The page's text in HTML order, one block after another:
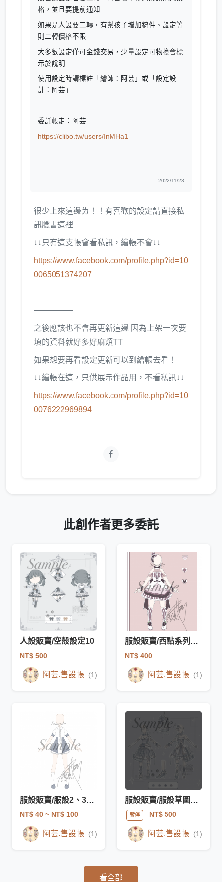
格，並且要提前通知
如果是人設要二轉，有幫孩子增加稿件、設定等
則二轉價格不限
大多數設定僅可金錢交易，少量設定可物換會標
示於說明
使用設定時請標註「繪師：阿芸」或「設定設
計：阿芸」
委託帳走：阿芸
https://clibo.tw/users/InMHa1
2022/11/23
很少上來這邊ㄌ！！有喜歡的設定請直接私
訊臉書這裡
↓↓只有這支帳會看私訊，繪帳不會↓↓
https://www.facebook.com/profile.php?id=10
0065051374207
—————
之後應該也不會再更新這邊 因為上架一次要
填的資料就好多好麻煩TT
如果想要再看設定更新可以到繪帳去看！
↓↓繪帳在這，只供展示作品用，不看私訊↓↓
https://www.facebook.com/profile.php?id=10
0076222969894
此創作者更多委託
人設販賣/空殼設定10
NT$ 500
阿芸.售設帳 (1)
服設販賣/西點系列服裝/服設5、6、7
NT$ 400
阿芸.售設帳 (1)
服設販賣/服設2、3、4
NT$ 40 ~ NT$ 100
阿芸.售設帳 (1)
服設販賣/服設草圖1，*已售出*
暫停 NT$ 500
阿芸.售設帳 (1)
看全部